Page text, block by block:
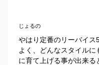
じょるの
やはり定番のリーバイス
よく、どんなスタイル
に育て上げる事が出来る